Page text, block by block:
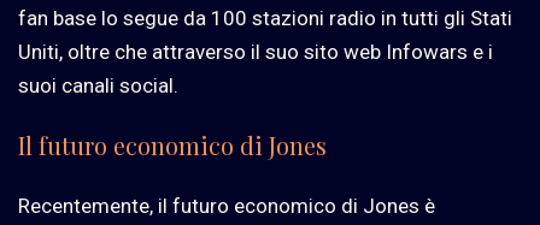
fan base lo segue da 100 stazioni radio in tutti gli Stati
Uniti, oltre che attraverso il suo sito web Infowars e i
suoi canali social.
Il futuro economico di Jones
Recentemente, il futuro economico di Jones è